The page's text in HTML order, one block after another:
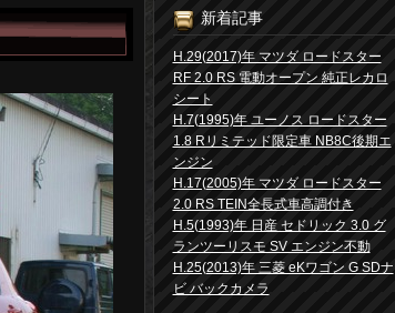
新着記事
H.29(2017)年 マツダ ロードスター
RF 2.0 RS 電動オープン 純正レカロ
シート
H.7(1995)年 ユーノス ロードスター
1.8 Rリミテッド限定車 NB8C後期エ
ンジン
H.17(2005)年 マツダ ロードスター
2.0 RS TEIN全長式車高調付き
H.5(1993)年 日産 セドリック 3.0 グ
ランツーリスモ SV エンジン不動
H.25(2013)年 三菱 eKワゴン G SDナ
ビ バックカメラ